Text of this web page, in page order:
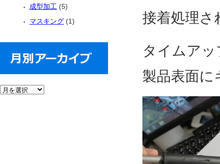
接着処理さ
タイムア
製品表面に
成型加工 (5)
マスキング (1)